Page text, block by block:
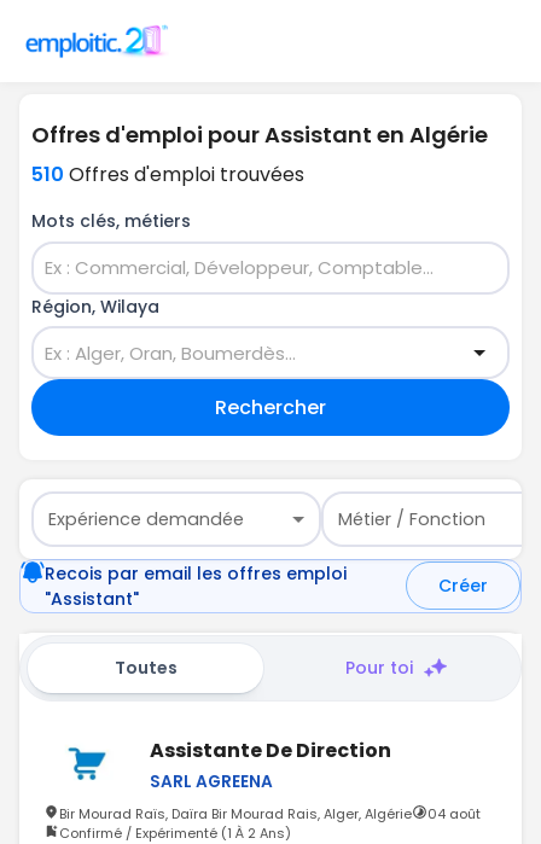
Offres d'emploi pour Assistant en Algérie
510 Offres d'emploi trouvées
Mots clés, métiers
Région, Wilaya
Rechercher
Expérience demandée Métier / Fonction
Recois par email les offres emploi
"Assistant"
Créer
Toutes Pour toi
Assistante De Direction
SARL AGREENA
Bir Mourad Raïs, Daïra Bir Mourad Rais, Alger, Algérie
04 août
Confirmé / Expérimenté (1 À 2 Ans)